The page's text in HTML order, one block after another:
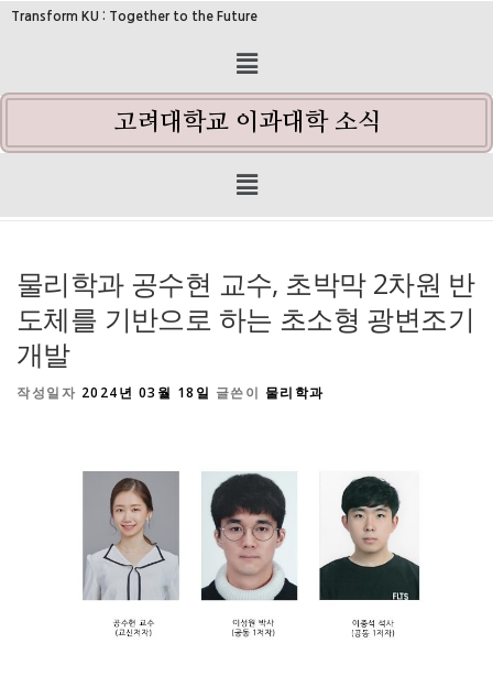
Transform KU : Together to the Future
고려대학교 이과대학 소식
물리학과 공수현 교수, 초박막 2차원 반
도체를 기반으로 하는 초소형 광변조기
개발
작성일자 2024년 03월 18일 글쓴이 물리학과